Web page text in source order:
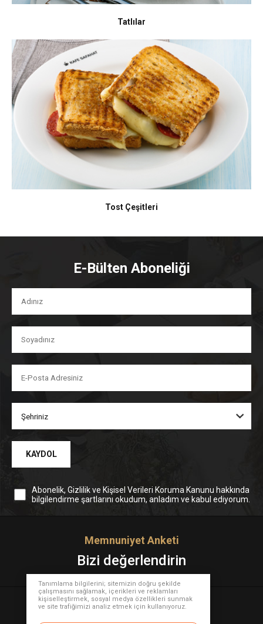
Tatlılar
Tost Çeşitleri
E-Bülten Aboneliği
KAYDOL
Abonelik, Gizlilik ve Kişisel Verileri Koruma Kanunu hakkında
bilgilendirme şartlarını okudum, anladım ve kabul ediyorum.
Memnuniyet Anketi
Bizi değerlendirin
Sosyal Medya
Tanımlama bilgilerini; sitemizin doğru şekilde
çalışmasını sağlamak, içerikleri ve reklamları
kişiselleştirmek, sosyal medya özellikleri sunmak
ve site trafiğimizi analiz etmek için kullanıyoruz.